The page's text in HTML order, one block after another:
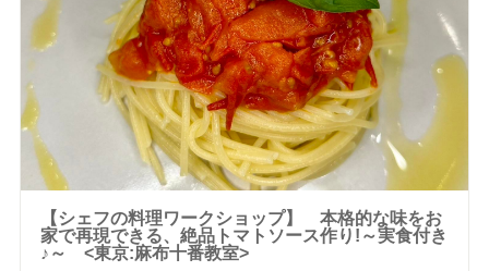
【シェフの料理ワークショップ】 本格的な味をお
家で再現できる、絶品トマトソース作り!～実食付き
♪～ <東京:麻布十番教室>